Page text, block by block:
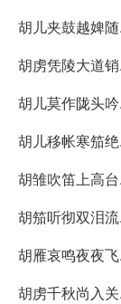
胡儿夹鼓越婢随.
胡虏凭陵大道销.
胡儿莫作陇头吟.
胡儿移帐寒笳绝.
胡雏吹笛上高台.
胡笳听彻双泪流.
胡雁哀鸣夜夜飞.
胡虏千秋尚入关.